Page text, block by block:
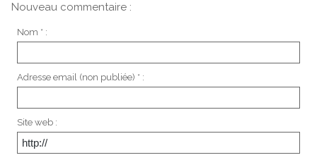
Nouveau commentaire :
Nom * :
Adresse email (non publiée) * :
Site web :